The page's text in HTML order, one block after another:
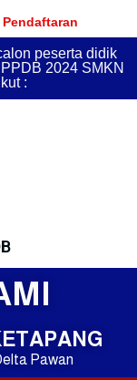
peserta didik
2024 SMKN
:
Pawan